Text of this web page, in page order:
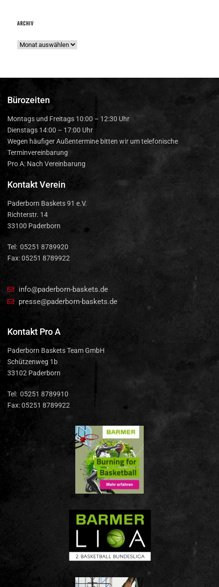
ARCHIV
Bürozeiten
Montags und Freitags 10:00 – 12:30 Uhr
Dienstags 14:00 – 17:00 Uhr
Wegen häufiger Außentermine bitten wir um telefonische
Terminvereinbarung
Pro A: Nach Vereinbarung
Kontakt Verein
Paderborn Baskets 91 e.V.
Richterstr. 14
33100 Paderborn
Tel: 05251 8789920
Fax: 05251 8789922
info@paderborn-baskets.de
presse@paderborn-baskets.de
Kontakt Pro A
Paderborn Baskets Team GmbH
Schützenweg 1b
33102 Paderborn
Tel: 05251 8789910
Fax: 05251 8789922